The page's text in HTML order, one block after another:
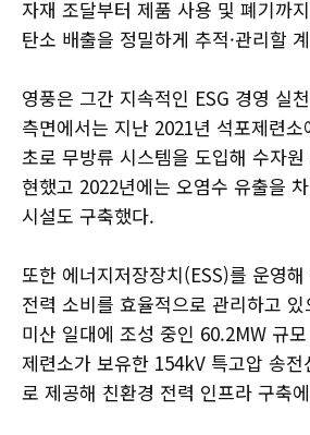
자재 조달부터 제품 사용 및 폐기까
탄소 배출을 정밀하게 추적·관리할
영풍은 그간 지속적인 ESG 경영 실
측면에서는 지난 2021년 석포제련
초로 무방류 시스템을 도입해 수자
현했고 2022년에는 오염수 유출을
시설도 구축했다.
또한 에너지저장장치(ESS)를 운영
전력 소비를 효율적으로 관리하고
미산 일대에 조성 중인 60.2MW 규
제련소가 보유한 154kV 특고압 송
로 제공해 친환경 전력 인프라 구축